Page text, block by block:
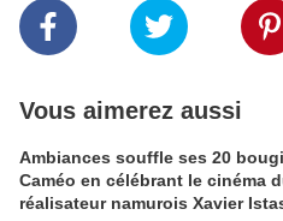
Vous aimerez aussi
Ambiances souffle ses 20
Caméo en célébrant le cinéma
réalisateur namurois Xavier